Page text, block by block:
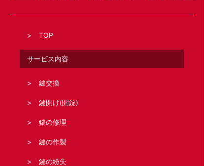
TOP
サービス内容
鍵交換
鍵開け(開錠)
鍵の修理
鍵の作製
鍵の紛失